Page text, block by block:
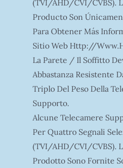
(TVI/AHD/CVI/CVBS).
Producto Son
Para Obtener Más
Sitio Web Http://
La Parete / Il Soffitto
Abbastanza Resistente
Triplo Del Peso Della
Supporto.
Alcune Telecamere
Per Quattro Segnali
(TVI/AHD/CVI/CVBS).
Prodotto Sono Fornite